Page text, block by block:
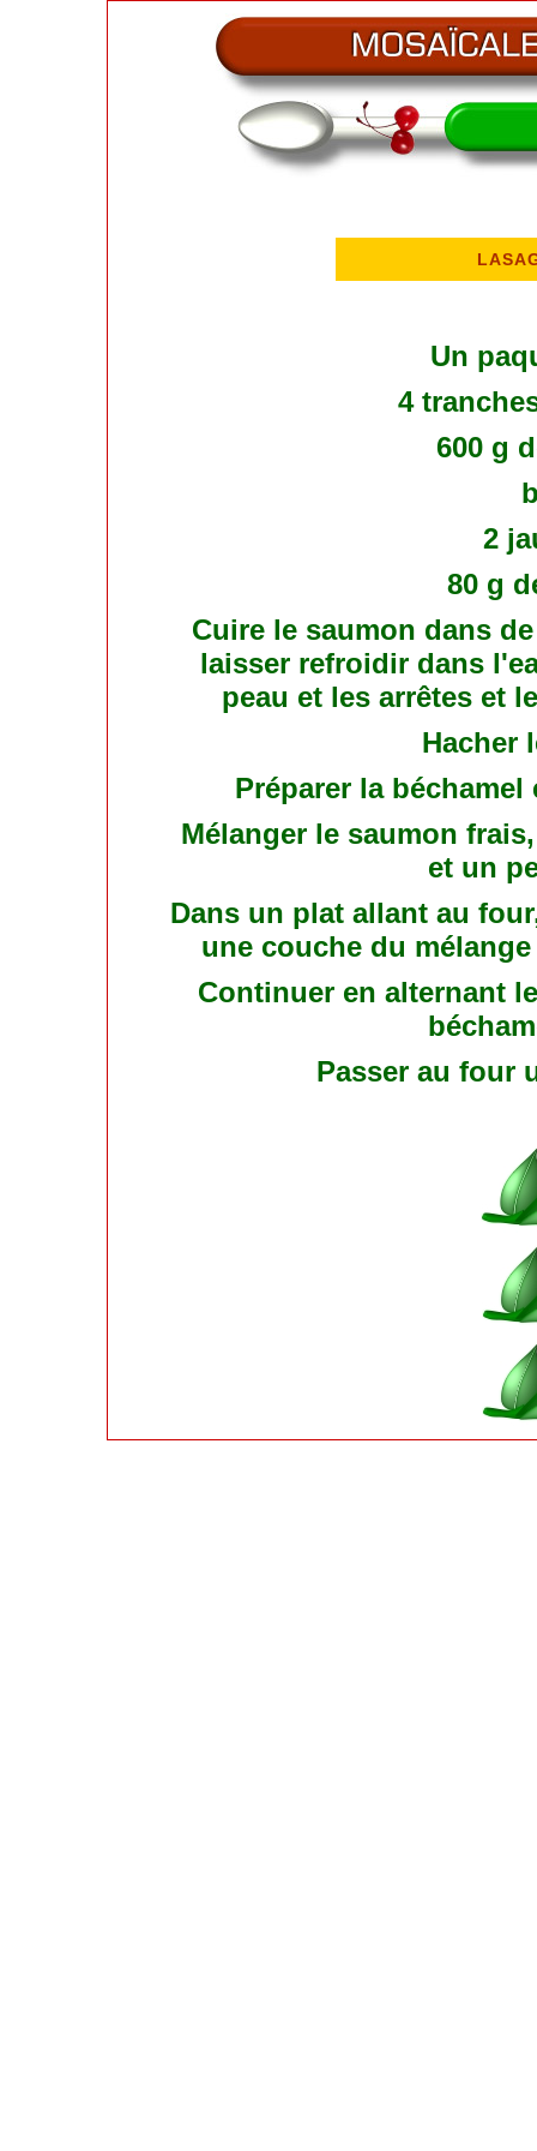
Un
4
600 g
2
80 g
Cuire le saumon dans
laisser refroidir dans
peau et les arrêtes et
Hacher
Préparer la
Mélanger le saumon
et un
Dans un plat allant au
une couche du
Continuer en alternant
Passer au four